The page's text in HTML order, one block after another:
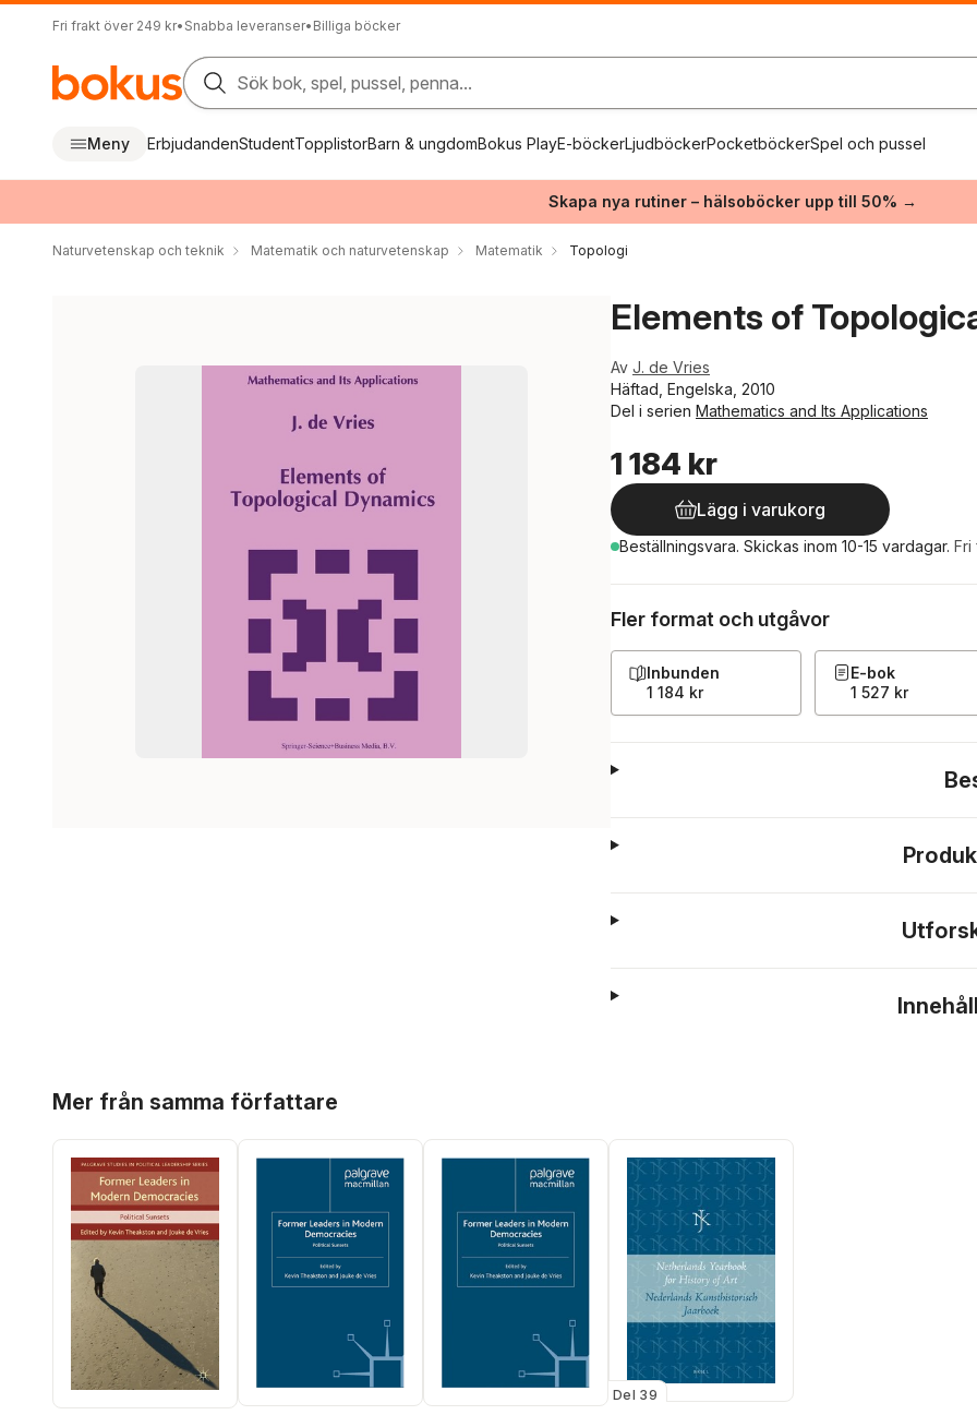
Fri frakt över 249 kr• Snabba leveranser• Billiga böcker
Sök bok, spel, pussel, penna...
Meny ErbjudandenStudentTopplistorBarn & ungdomBokus PlayE-böckerLjudböckerPocketböckerSpel och pussel
Skapa nya rutiner – hälsoböcker upp till 50% →
Naturvetenskap och teknik Matematik och naturvetenskap Matematik Topologi
Elements of
Av J. de Vries
Häftad, Engelska, 2010
Del i serien Mathematics and Its Applications
1 184 kr
Lägg i varukorg
Beställningsvara. Skickas inom 10-15 vardagar. Fri
Fler format och utgåvor
Inbunden
1 184 kr
E-bok
1 527 kr
Mer från samma författare
Del 39